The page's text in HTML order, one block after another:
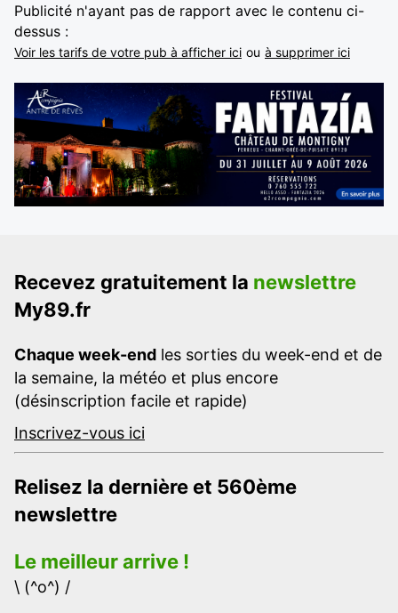
Publicité n'ayant pas de rapport avec le contenu ci-
dessus :
Voir les tarifs de votre pub à afficher ici ou à supprimer ici
Recevez gratuitement la newslettre
My89.fr
Chaque week-end les sorties du week-end et de
la semaine, la météo et plus encore
(désinscription facile et rapide)
Inscrivez-vous ici
Relisez la dernière et 560ème
newslettre
Le meilleur arrive !
\ (^o^) /